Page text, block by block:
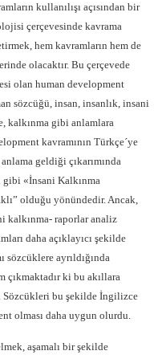
kullanılışı açısından bir
çerçevesinde kavrama
hem kavramların hem de
olacaktır. Bu çerçevede
olan human development
sözcüğü, insan, insanlık, insani
kalkınma gibi anlamlara
kavramının Türkçe´ye
geldiği çıkarımında
«İnsani Kalkınma
olduğu yönündedir. Ancak,
kalkınma- raporlar analiz
daha açıklayıcı şekilde
sözcüklere ayrıldığında
çıkmaktadır ki bu akıllara
Sözcükleri bu şekilde İngilizce
olması daha uygun olurdu.
aşamalı bir şekilde